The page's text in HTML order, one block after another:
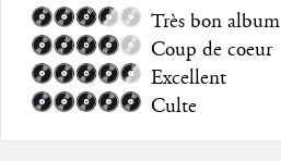
Très bon album
Coup de coeur
Excellent
Culte